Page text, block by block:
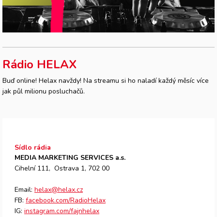
Rádio HELAX
Buď online! Helax navždy! Na streamu si ho naladí každý měsíc více
jak půl milionu posluchačů.
Sídlo rádia
MEDIA MARKETING SERVICES a.s.
Cihelní 111, Ostrava 1, 702 00
Email: helax@helax.cz
FB: facebook.com/RadioHelax
IG: instagram.com/fajnhelax